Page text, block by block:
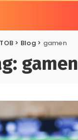
> Blog> gamen
gamen